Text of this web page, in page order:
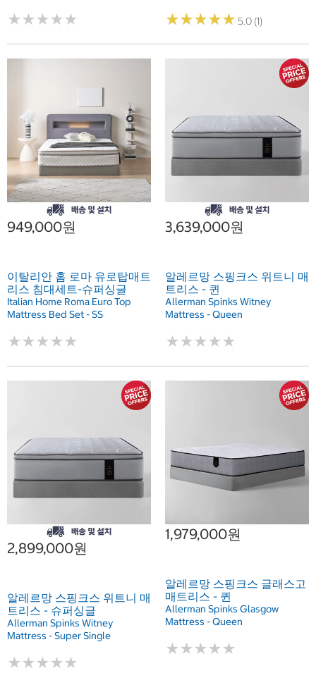
★★★★★
★★★★★ ★★★★★
★★★★★ 5.0 (1)
949,000원
이탈리안 홈 로마 유로탑매트
리스 침대세트-슈퍼싱글
Italian Home Roma Euro Top
Mattress Bed Set - SS
★★★★★
★★★★★
3,639,000원
알레르망 스핑크스 위트니 매
트리스 - 퀸
Allerman Spinks Witney
Mattress - Queen
★★★★★
★★★★★
2,899,000원
알레르망 스핑크스 위트니 매
트리스 - 슈퍼싱글
Allerman Spinks Witney
Mattress - Super Single
★★★★★
★★★★★
1,979,000원
알레르망 스핑크스 글래스고
매트리스 - 퀸
Allerman Spinks Glasgow
Mattress - Queen
★★★★★
★★★★★